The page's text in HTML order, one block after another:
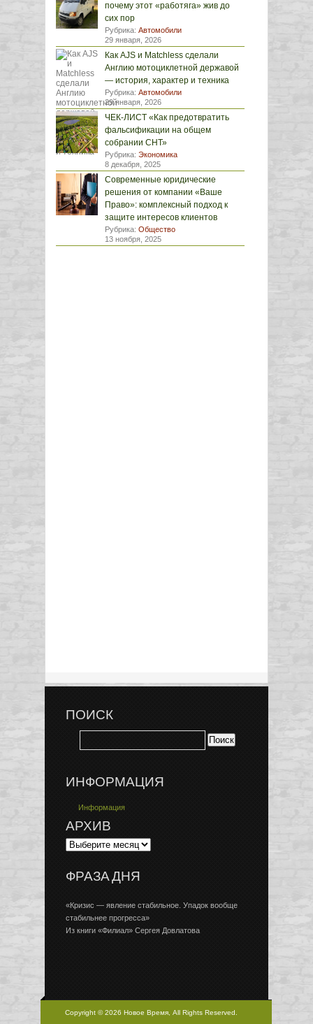
почему этот «работяга» жив до
сих пор
Рубрика: Автомобили
29 января, 2026
Как AJS и Matchless сделали
Англию мотоциклетной державой
— история, характер и техника
Рубрика: Автомобили
29 января, 2026
ЧЕК-ЛИСТ «Как предотвратить
фальсификации на общем
собрании СНТ»
Рубрика: Экономика
8 декабря, 2025
Современные юридические
решения от компании «Ваше
Право»: комплексный подход к
защите интересов клиентов
Рубрика: Общество
13 ноября, 2025
ПОИСК
ИНФОРМАЦИЯ
Информация
АРХИВ
ФРАЗА ДНЯ
«Кризис — явление стабильное. Упадок вообще
стабильнее прогресса»
Из книги «Филиал» Сергея Довлатова
Copyright © 2026 Новое Время, All Rights Reserved.